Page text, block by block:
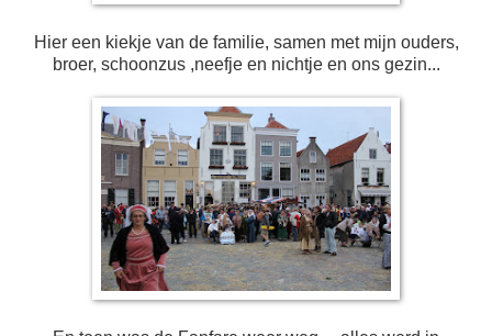
Hier een kiekje van de familie, samen met mijn ouders,
broer, schoonzus ,neefje en nichtje en ons gezin...